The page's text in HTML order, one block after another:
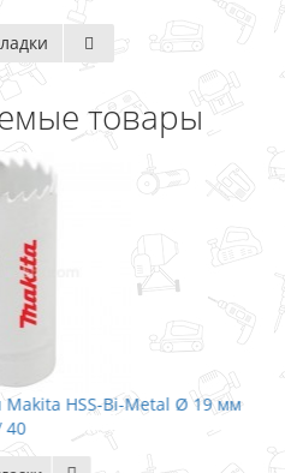
товары
Makita HSS-Bi-
/ 40